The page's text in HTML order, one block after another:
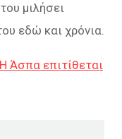
μιλήσει
εδώ και χρόνια.
Άσπα επιτίθεται